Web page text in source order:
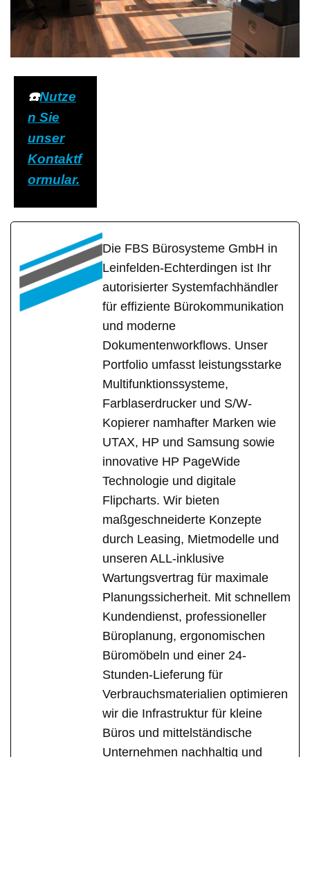
☎️Nutze
n Sie
unser
Kontaktf
ormular.
Die FBS Bürosysteme GmbH in
Leinfelden-Echterdingen ist Ihr
autorisierter Systemfachhändler
für effiziente Bürokommunikation
und moderne
Dokumentenworkflows. Unser
Portfolio umfasst leistungsstarke
Multifunktionssysteme,
Farblaserdrucker und S/W-
Kopierer namhafter Marken wie
UTAX, HP und Samsung sowie
innovative HP PageWide
Technologie und digitale
Flipcharts. Wir bieten
maßgeschneiderte Konzepte
durch Leasing, Mietmodelle und
unseren ALL-inklusive
Wartungsvertrag für maximale
Planungssicherheit. Mit schnellem
Kundendienst, professioneller
Büroplanung, ergonomischen
Büromöbeln und einer 24-
Stunden-Lieferung für
Verbrauchsmaterialien optimieren
wir die Infrastruktur für kleine
Büros und mittelständische
Unternehmen nachhaltig und